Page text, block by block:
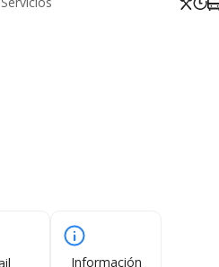
Información